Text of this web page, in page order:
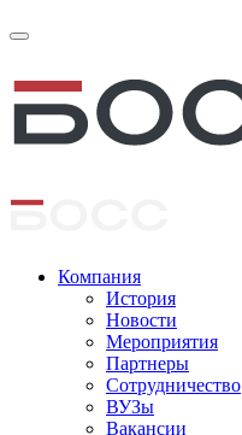
Компания
История
Новости
Мероприятия
Партнеры
Сотрудничество
ВУЗы
Вакансии